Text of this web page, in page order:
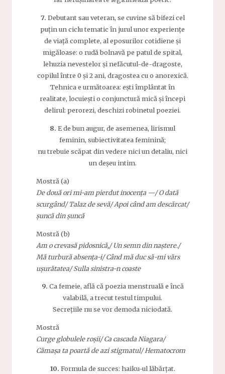
7. Debutant sau veteran, se cuvine să bifezi cel
puțin un ciclu tematic în jurul unor experiențe
de viață complete, al eposurilor cotidiene și
migăloase: o rudă bolnavă pe patul de spital,
lehuzia nevestelor și nefăcutul-de-dragoste,
copilul între 0 și 2 ani, dragostea cu o anorexică.
Tehnica e următoarea: ești împlântat în
realitate, locuiești o conjunctură mică și începi
delirul: perorezi, deschizi robinetul poeziei.
8. E de bun augur, de asemenea, lirismul
feminin, subiectivitatea feminină;
nu trebuie scăpat din vedere nici un detaliu, nici
un deșeu intim.
Mostră (a)
De două ori mi-am pierdut inocența —/ O dată
scurgând/ Talaz de sevă/ Apoi când am descărcat/
șuncă din șuncă
Mostră (b)
Am o crevasă pidosnică,/ Un semn din naștere./
Mă turbură absența-i/ Când mă duc să-mi vărs
ușurătatea/ Sulla sinistra-n coaste
9. Ca femeie, află că poezia menstruală e încă
valabilă, a trecut testul timpului.
Secrețiile nu se vor demoda niciodată.
Mostră
Curge globulele roșii/ Ca cascada Niagara/
Cămașa ta poartă de azi stigmatul/ Hematocrom
10. Formula de succes: haiku-ul lăbărțat.